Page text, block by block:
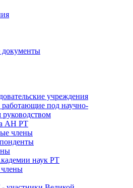
учреждения
под научно-
АН РТ
члены
наук РТ